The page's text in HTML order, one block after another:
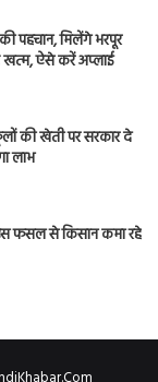
पहचान, मिलेंगे भरपूर
खत्म, ऐसे करें अप्लाई
की खेती पर सरकार दे
लाभ
फसल से किसान कमा रहे